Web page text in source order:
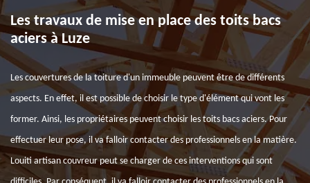
Les travaux de mise en place des toits bacs
aciers à Luze
Les couvertures de la toiture d'un immeuble peuvent être de différents
aspects. En effet, il est possible de choisir le type d'élément qui vont les
former. Ainsi, les propriétaires peuvent choisir les toits bacs aciers. Pour
effectuer leur pose, il va falloir contacter des professionnels en la matière.
Louiti artisan couvreur peut se charger de ces interventions qui sont